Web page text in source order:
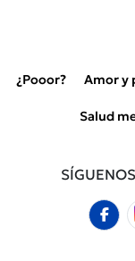
¿Pooor? Amor y
Salud